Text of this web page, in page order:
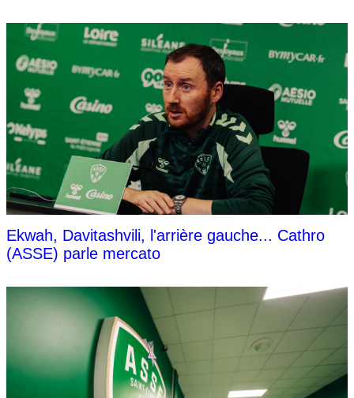
Ekwah, Davitashvili, l'arrière gauche... Cathro
(ASSE) parle mercato